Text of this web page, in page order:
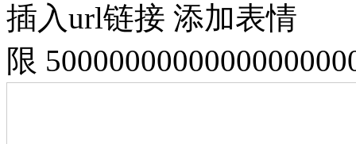
插入url链接 添加表情
限